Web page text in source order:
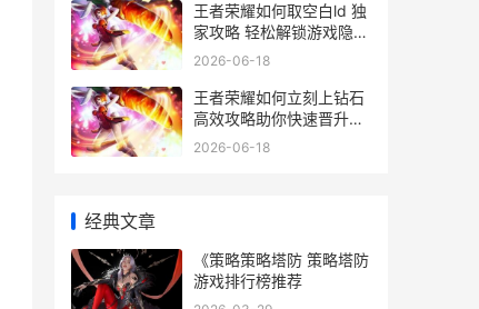
王者荣耀如何取空白ld 独
家攻略 轻松解锁游戏隐藏
功能
2026-06-18
王者荣耀如何立刻上钻石
高效攻略助你快速晋升钻
石段位
2026-06-18
经典文章
《策略策略塔防 策略塔防
游戏排行榜推荐